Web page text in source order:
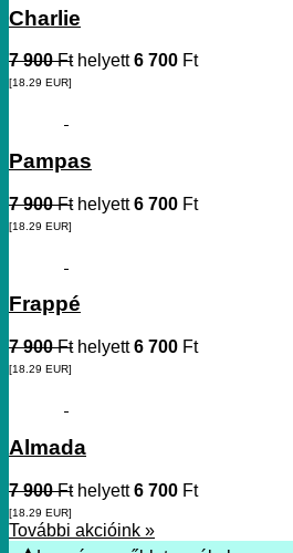
Charlie
7 900 Fthelyett6 700 Ft
[18.29 EUR]
Pampas
7 900 Fthelyett6 700 Ft
[18.29 EUR]
Frappé
7 900 Fthelyett6 700 Ft
[18.29 EUR]
Almada
7 900 Fthelyett6 700 Ft
[18.29 EUR]
További akcióink »